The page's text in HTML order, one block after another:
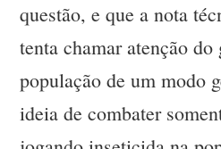
questão, e que a nota
tenta chamar atenção do
população de um modo
ideia de combater